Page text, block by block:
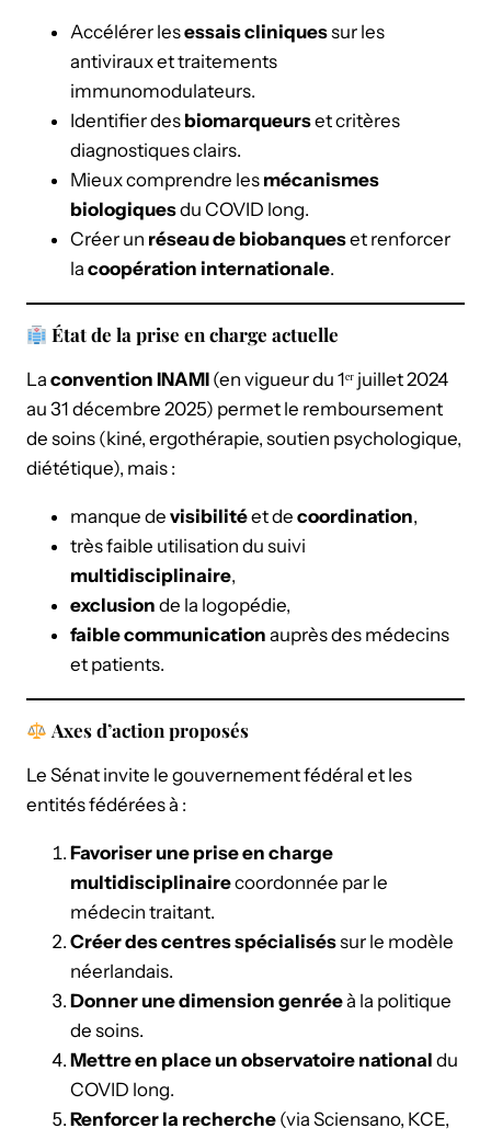
Accélérer lesessais cliniquessur les
antiviraux et traitements
immunomodulateurs.
Identifier des biomarqueurset critères
diagnostiques clairs.
Mieux comprendre les mécanismes
biologiquesdu COVID long.
Créer un réseau de biobanqueset renforcer
la coopération internationale.
État de la prise en charge actuelle
La convention INAMI (en vigueur du 1ᵉʳ juillet 2024
au 31 décembre 2025) permet le remboursement
de soins (kiné, ergothérapie, soutien psychologique,
diététique), mais :
manque de visibilitéet de coordination,
très faible utilisation du suivi
multidisciplinaire,
exclusion de la logopédie,
faible communication auprès des médecins
et patients.
Axes d’action proposés
Le Sénat invite le gouvernement fédéral et les
entités fédérées à :
Favoriser une prise en charge
multidisciplinairecoordonnée par le
médecin traitant.
Créer des centres spécialiséssur le modèle
néerlandais.
Donner une dimension genréeà la politique
de soins.
Mettre en place un observatoire national du
COVID long.
Renforcer la recherche (via Sciensano, KCE,